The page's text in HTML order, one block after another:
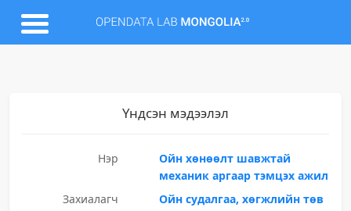
Үндсэн мэдээлэл
Нэр
Ойн хөнөөлт шавжтай
механик аргаар тэмцэх ажил
Захиалагч
Ойн судалгаа, хөгжлийн төв